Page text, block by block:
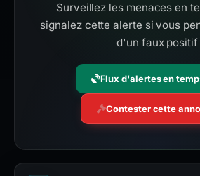
Surveillez les menaces en
signalez cette alerte si vous
d'un faux positif
Flux d'alertes en
Contester cette